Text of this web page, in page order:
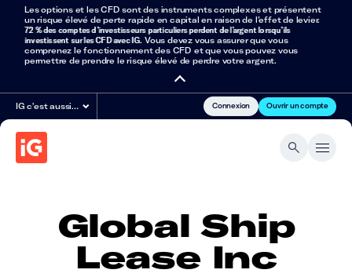
Les options et les CFD sont des instruments complexes et présentent
un risque élevé de perte rapide en capital en raison de l’effet de levier.
72 % des comptes d’investisseurs particuliers perdent de l’argent lorsqu’ils
investissent sur les CFD avec IG. Vous devez vous assurer que vous
comprenez le fonctionnement des CFD et que vous pouvez vous
permettre de prendre le risque élevé de perdre votre argent.
IG c'est aussi… Connexion Ouvrir un compte
Global Ship
Lease Inc